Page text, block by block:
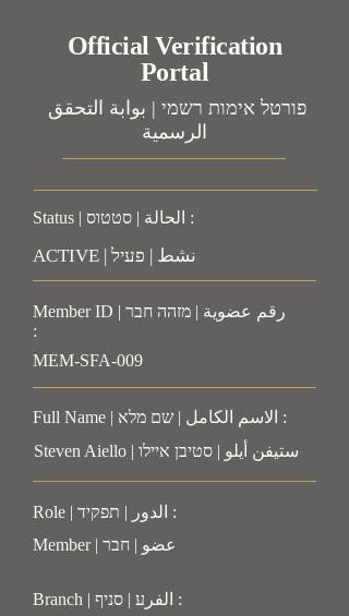
Official Verification
Portal
الرسمية
Status | الحالة | סטטוס :
ACTIVE | نشط | פעיל
Member ID | رقم عضوية | מזהה חבר
:
MEM-SFA-009
Full Name | الاسم الكامل | שם מלא :
Steven Aiello | ستيفن أيلو | סטיבן איילו
Role | الدور | תפקיד :
Member | عضو | חבר
Branch | الفرע | סניף :